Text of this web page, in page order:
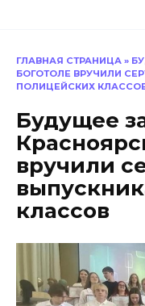
ГЛАВНАЯ СТРАНИЦА »
БОГОТОЛЕ ВРУЧИЛИ
ПОЛИЦЕЙСКИХ
Будущее
вручили
классов